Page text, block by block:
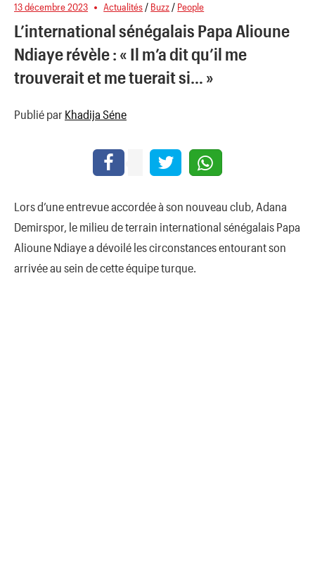
13 décembre 2023 Actualités / Buzz / People
L’international sénégalais Papa Alioune
Ndiaye révèle : « Il m’a dit qu’il me
trouverait et me tuerait si… »
Publié par Khadija Séne
Lors d’une entrevue accordée à son nouveau club, Adana
Demirspor, le milieu de terrain international sénégalais Papa
Alioune Ndiaye a dévoilé les circonstances entourant son
arrivée au sein de cette équipe turque.